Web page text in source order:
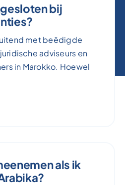
bij
met beëdigde
adviseurs en
in Marokko. Hoewel
als ik